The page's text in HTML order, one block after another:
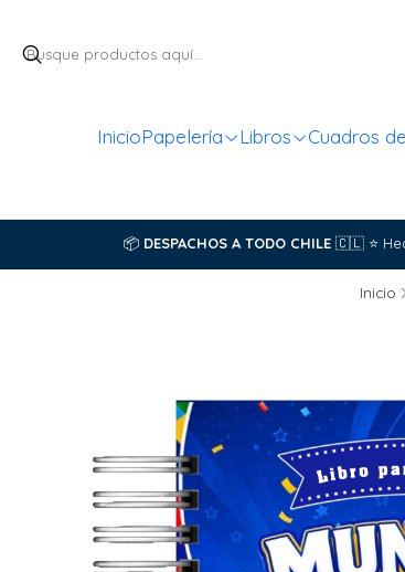
InicioPapelería Libros Cuadros
📦 DESPACHOS A TODO CHILE 🇨🇱 ⭐
Inicio